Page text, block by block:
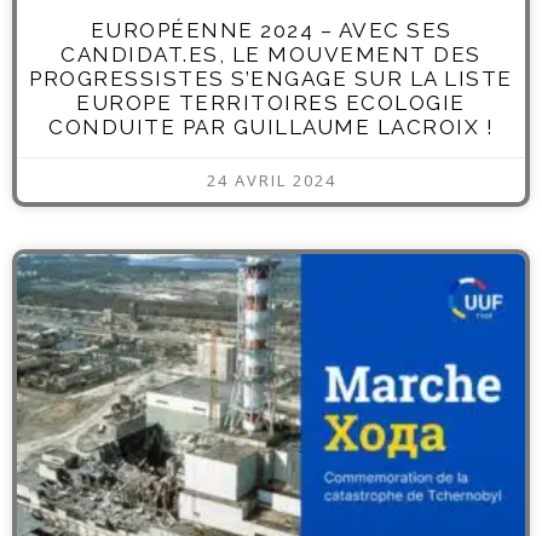
EUROPÉENNE 2024 – AVEC SES
CANDIDAT.ES, LE MOUVEMENT DES
PROGRESSISTES S’ENGAGE SUR LA LISTE
EUROPE TERRITOIRES ECOLOGIE
CONDUITE PAR GUILLAUME LACROIX !
24 AVRIL 2024